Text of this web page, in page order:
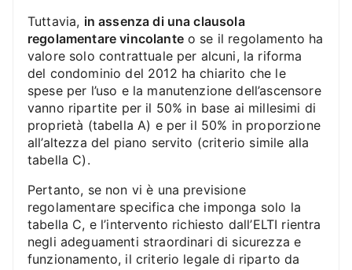
Tuttavia, in assenza di una clausola
regolamentare vincolanteo se il regolamento ha
valore solo contrattuale per alcuni, la riforma
del condominio del 2012 ha chiarito che le
spese per l’uso e la manutenzione dell’ascensore
vanno ripartite per il 50% in base ai millesimi di
proprietà (tabella A) e per il 50% in proporzione
all’altezza del piano servito (criterio simile alla
tabella C).
Pertanto, se non vi è una previsione
regolamentare specifica che imponga solo la
tabella C, e l’intervento richiesto dall’ELTI rientra
negli adeguamenti straordinari di sicurezza e
funzionamento, il criterio legale di riparto da